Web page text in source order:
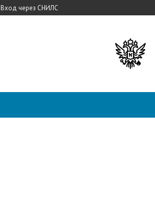
Вход через СНИЛС